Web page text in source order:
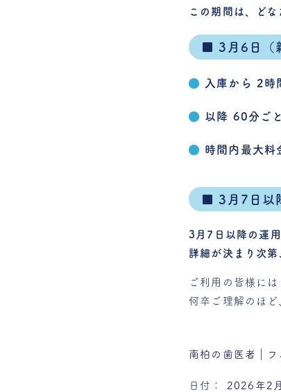
この期間は、ど
■ 3月6日（
入庫から 2時
以降 60分ご
時間内最大
■ 3月7日以
3月7日以降の運用
詳細が決まり次第
ご利用の皆様に
何卒ご理解のほど
南柏の歯医者｜フ
日付： 2026年2